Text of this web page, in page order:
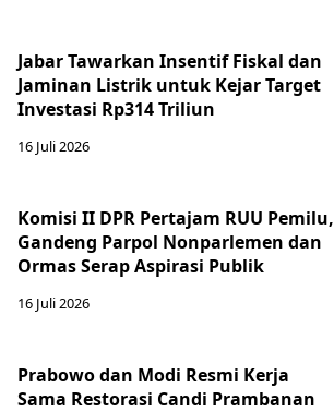
Jabar Tawarkan Insentif Fiskal dan
Jaminan Listrik untuk Kejar Target
Investasi Rp314 Triliun
16 Juli 2026
Komisi II DPR Pertajam RUU Pemilu,
Gandeng Parpol Nonparlemen dan
Ormas Serap Aspirasi Publik
16 Juli 2026
Prabowo dan Modi Resmi Kerja
Sama Restorasi Candi Prambanan